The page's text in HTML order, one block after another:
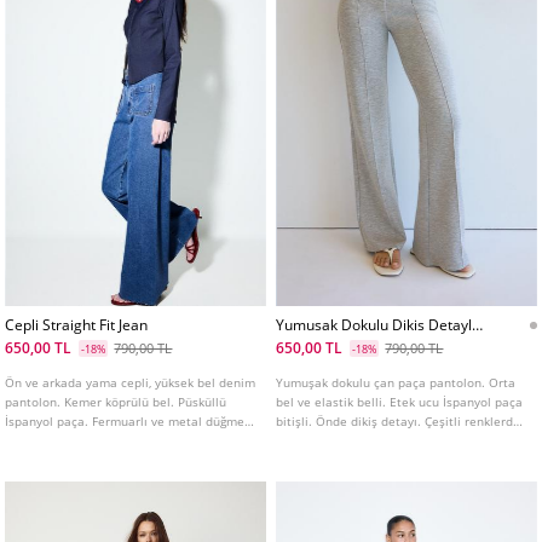
Cepli Straight Fit Jean
650,00 TL
-18% 790,00 TL
Ön ve arkada yama cepli, yüksek bel denim
pantolon. Kemer köprülü bel. Püsküllü
İspanyol paça. Fermuarlı ve metal düğmeli
Yumusak Dokulu Dikis Detaylı
Can Paca Pantolon
650,00 TL -18% 790,00 TL
Yumuşak dokulu çan paça pantolon. Orta
bel ve elastik belli. Etek ucu İspanyol paça
bitişli. Önde dikiş detayı. Çeşitli renklerde